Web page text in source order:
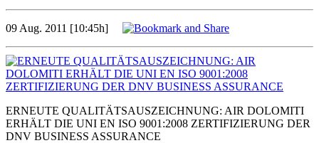
09 Aug. 2011 [10:45h]
ERNEUTE QUALITÄTSAUSZEICHNUNG: AIR DOLOMITI
ERHÄLT DIE UNI EN ISO 9001:2008 ZERTIFIZIERUNG DER
DNV BUSINESS ASSURANCE